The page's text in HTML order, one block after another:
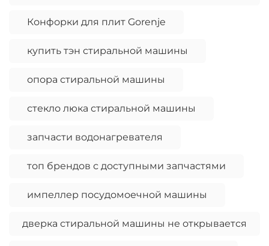
Конфорки для плит Gorenje
купить тэн стиральной машины
опора стиральной машины
стекло люка стиральной машины
запчасти водонагревателя
топ брендов с доступными запчастями
импеллер посудомоечной машины
дверка стиральной машины не открывается